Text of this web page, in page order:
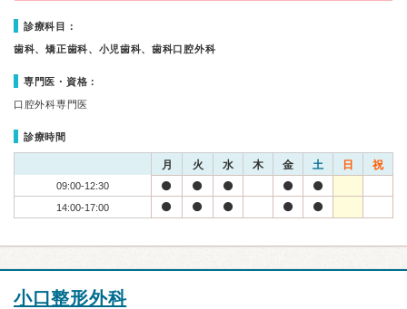
診療科目：
歯科、矯正歯科、小児歯科、歯科口腔外科
専門医・資格：
口腔外科専門医
診療時間
月 火 水 木 金 土 日 祝
09:00-12:30
14:00-17:00
小口整形外科